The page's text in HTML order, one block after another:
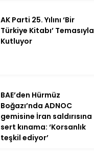
AK Parti 25. Yılını ‘Bir
Türkiye Kitabı’ Temasıyla
Kutluyor
BAE’den Hürmüz
Boğazı’nda ADNOC
gemisine İran saldırısına
sert kınama: ‘Korsanlık
teşkil ediyor’